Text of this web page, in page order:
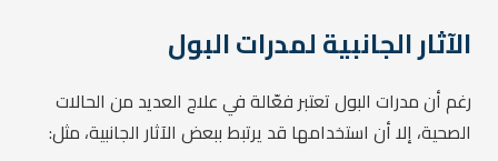
الآثار الجانبية لمدرات البول
رغم أن مدرات البول تعتبر فعّالة في علاج العديد من الحالات
الصحية، إلا أن استخدامها قد يرتبط ببعض الآثار الجانبية، مثل: